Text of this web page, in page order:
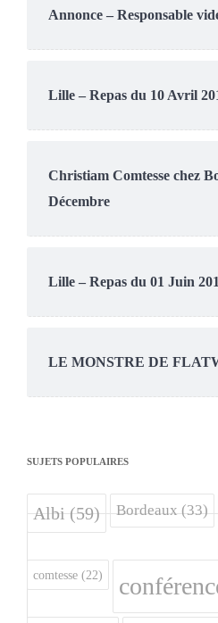
Annonce – Responsable
Lille – Repas du 10 Avril
Christiam Comtesse chez
Décembre
Lille – Repas du 01 Juin
LE MONSTRE DE
SUJETS POPULAIRES
Albi(59) Bordeaux(33)
comtesse (22)